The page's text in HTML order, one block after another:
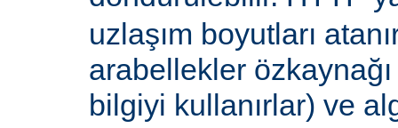
uzlaşım boyutları
arabellekler
bilgiyi kullanırlar) ve